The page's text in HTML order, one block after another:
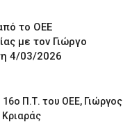
το ΟΕΕ
με τον Γιώργο
4/03/2026
Π.Τ. του ΟΕΕ, Γιώργος